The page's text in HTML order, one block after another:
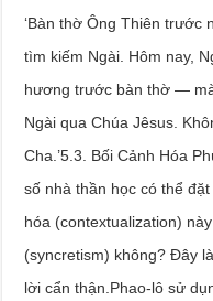
‘Bàn thờ Ông Thiên trước
tìm kiếm Ngài. Hôm nay,
hương trước bàn thờ —
Ngài qua Chúa Jêsus.
Cha.’5.3. Bối Cảnh Hóa
số nhà thần học có thể
hóa (contextualization)
(syncretism) không? Đây
lời cẩn thận.Phao-lô sử